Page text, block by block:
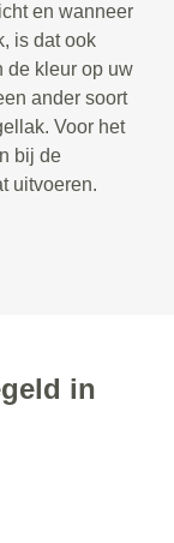
en wanneer
is dat ook
de kleur op uw
ander soort
Voor het
bij de
uitvoeren.
in